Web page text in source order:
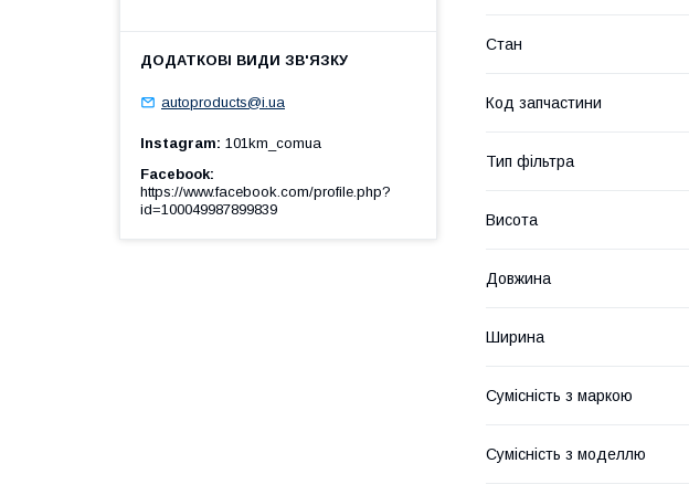
Стан
Код запчастини
Тип фільтра
Висота
Довжина
Ширина
Сумісність з маркою
Сумісність з моделлю
autoproducts@i.ua
Instagram 101km_comua
Facebook
https://www.facebook.com/profile.php?
id=100049987899839